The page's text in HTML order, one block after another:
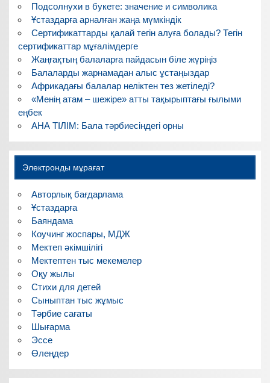
Подсолнухи в букете: значение и символика
Ұстаздарға арналған жаңа мүмкіндік
Сертификаттарды қалай тегін алуға болады? Тегін
сертификаттар мұғалімдерге
Жаңғақтың балаларға пайдасын біле жүріңіз
Балаларды жарнамадан алыс ұстаңыздар
Африкадағы балалар неліктен тез жетіледі?
«Менің атам – шежіре» атты тақырыптағы ғылыми
еңбек
АНА ТІЛІМ: Бала тәрбиесіндегі орны
Электронды мұрағат
Авторлық бағдарлама
Ұстаздарға
Баяндама
Коучинг жоспары, МДЖ
Мектеп әкімшілігі
Мектептен тыс мекемелер
Оқу жылы
Стихи для детей
Сыныптан тыс жұмыс
Тәрбие сағаты
Шығарма
Эссе
Өлеңдер